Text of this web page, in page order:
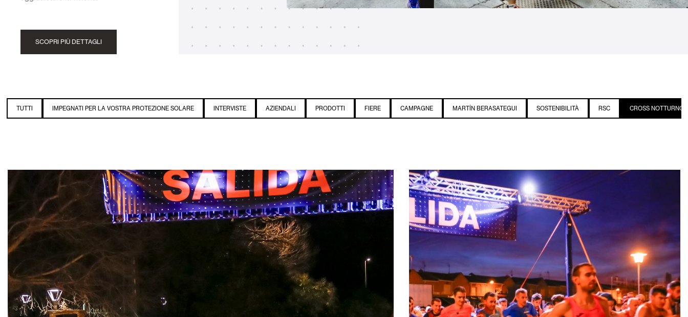
SCOPRI PIÙ DETTAGLI
TUTTI IMPEGNATI PER LA VOSTRA PROTEZIONE SOLARE INTERVISTE AZIENDALI PRODOTTI FIERE CAMPAGNE MARTÍN BERASATEGUI SOSTENIBILITÀ RSC CROSS NOTTURNO